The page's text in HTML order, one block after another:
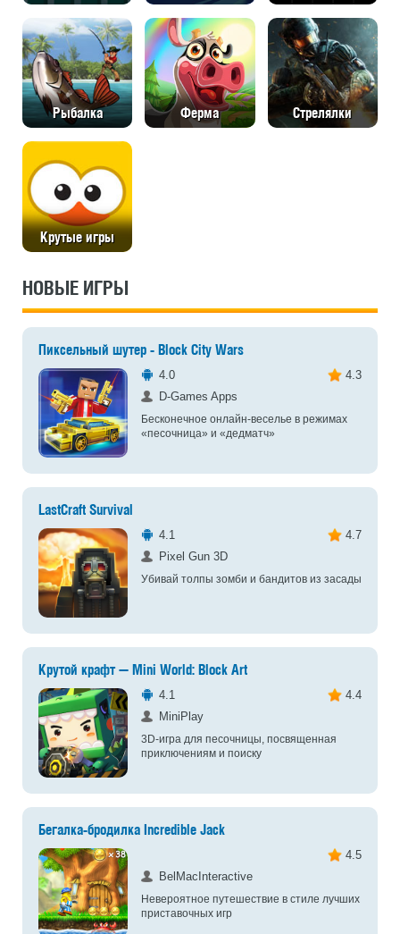
Рыбалка Ферма Стрелялки
Крутые игры
НОВЫЕ ИГРЫ
Пиксельный шутер - Block City Wars
4.0
4.3
D-Games Apps
Бесконечное онлайн-веселье в режимах
«песочница» и «дедматч»
LastCraft Survival
4.1
4.7
Pixel Gun 3D
Убивай толпы зомби и бандитов из засады
Крутой крафт — Mini World: Block Art
4.1
4.4
MiniPlay
3D-игра для песочницы, посвященная
приключениям и поиску
Бегалка-бродилка Incredible Jack
4.5
BelMacInteractive
Невероятное путешествие в стиле лучших
приставочных игр